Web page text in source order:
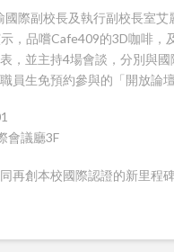
際副校長及執行副校長室艾
，品嚐Cafe409的3D咖啡，
，並主持4場會談，分別與
員生免預約參與的「開放論
會議廳3F
再創本校國際認證的新里程碑